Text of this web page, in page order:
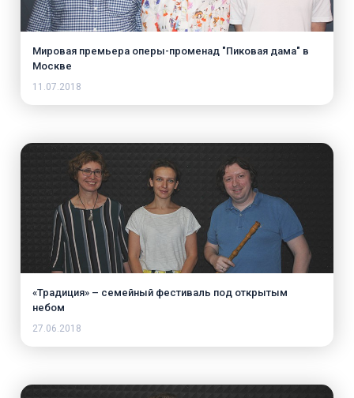
Мировая премьера оперы-променад "Пиковая дама" в
Москве
11.07.2018
«Традиция» – семейный фестиваль под открытым
небом
27.06.2018